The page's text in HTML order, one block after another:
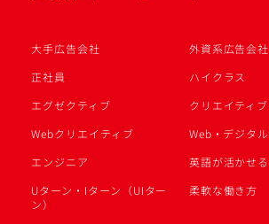
大手広告会社
外資系広告会社
正社員
ハイクラス
エグゼクティブ
クリエイティブ
Webクリエイティブ
Web・デジタル
エンジニア
英語が活かせる
Uターン・Iターン（UIター
ン）
柔軟な働き方